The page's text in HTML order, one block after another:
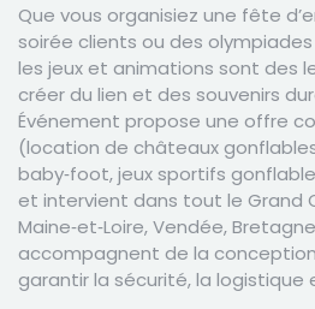
Que vous organisiez une fête
soirée clients ou des
les jeux et animations sont des
créer du lien et des souvenirs
Événement propose une offre
(location de châteaux
baby‑foot, jeux sportifs
et intervient dans tout le Grand
Maine‑et‑Loire, Vendée,
accompagnent de la
garantir la sécurité, la logistique